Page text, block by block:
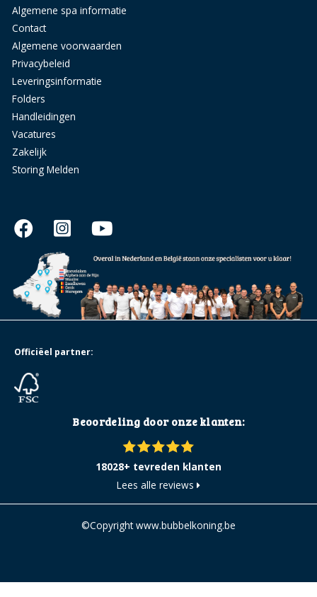
Algemene spa informatie
Contact
Algemene voorwaarden
Privacybeleid
Leveringsinformatie
Folders
Handleidingen
Vacatures
Zakelijk
Storing Melden
Beoordeling door onze klanten:
18028+ tevreden klanten
Lees alle reviews
Officiëel partner:
©Copyright www.bubbelkoning.be